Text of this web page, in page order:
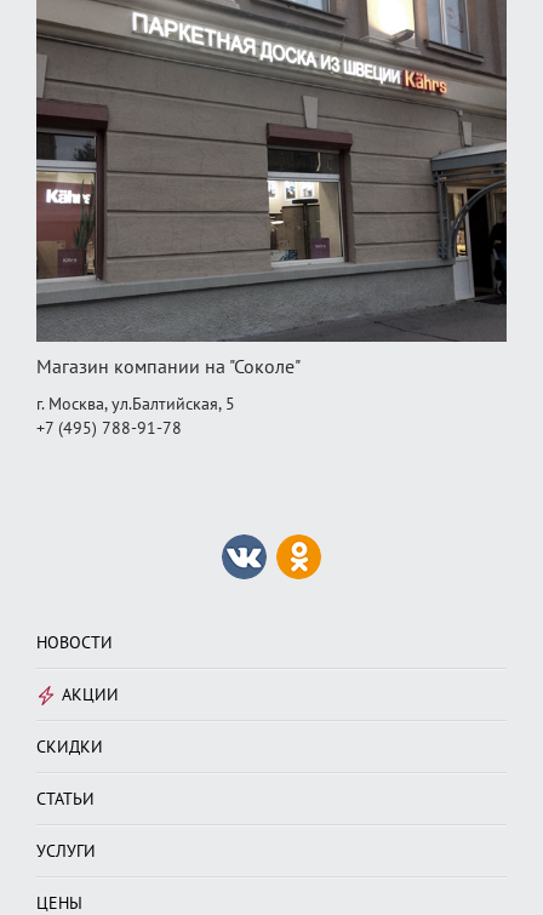
Магазин компании на "Соколе"
г. Москва, ул.Балтийская, 5
+7 (495) 788-91-78
НОВОСТИ
АКЦИИ
СКИДКИ
СТАТЬИ
УСЛУГИ
ЦЕНЫ